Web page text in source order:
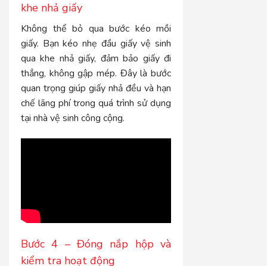
khe nhả giấy
Không thể bỏ qua bước kéo mồi
giấy. Bạn kéo nhẹ đầu giấy vệ sinh
qua khe nhả giấy, đảm bảo giấy đi
thẳng, không gập mép. Đây là bước
quan trọng giúp giấy nhả đều và hạn
chế lãng phí trong quá trình sử dụng
tại nhà vệ sinh công cộng.
Bước 4 – Đóng nắp hộp và
kiểm tra hoạt động